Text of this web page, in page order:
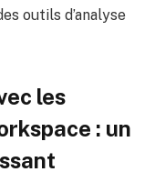
outils d’analyse
les
: un